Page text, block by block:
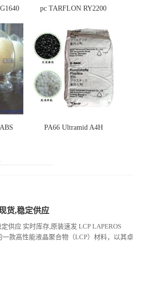
pc TARFLON RY2200
PA66 Ultramid A4H
货,稳定供应
供应 实时库存,原装速发 LCP LAPEROS
款高性能液晶聚合物（LCP）材料，以其卓